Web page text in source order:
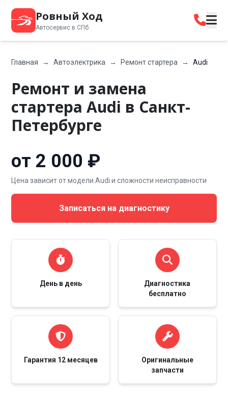
Ровный Ход
Автосервис в СПб
Главная → Автоэлектрика → Ремонт стартера → Audi
Ремонт и замена
стартера Audi в Санкт-
Петербурге
от 2 000 ₽
Цена зависит от модели Audi и сложности неисправности
Записаться на диагностику
День в день
Диагностика
бесплатно
Гарантия 12 месяцев
Оригинальные
запчасти